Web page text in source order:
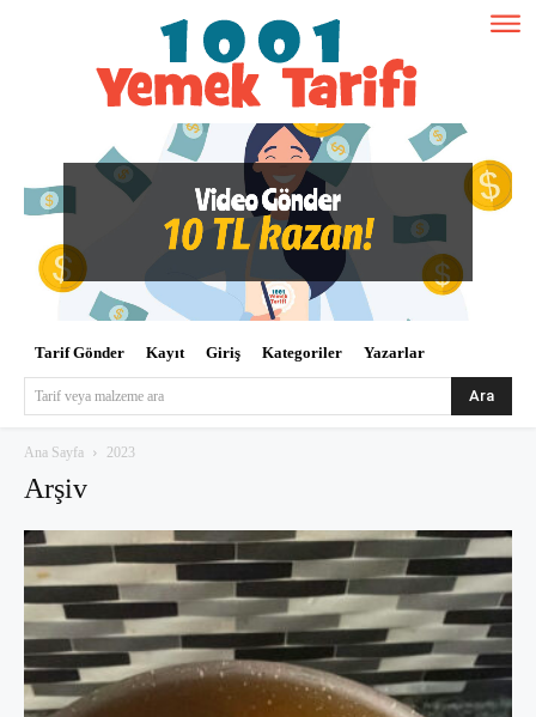
Tarif Gönder Kayıt Giriş Kategoriler Yazarlar
Tarif veya malzeme ara Ara
Ana Sayfa 2023
Arşiv